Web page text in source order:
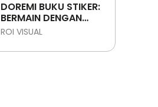
DOREMI BUKU STIKER:
BERMAIN DENGAN
ANGKA
ROI VISUAL